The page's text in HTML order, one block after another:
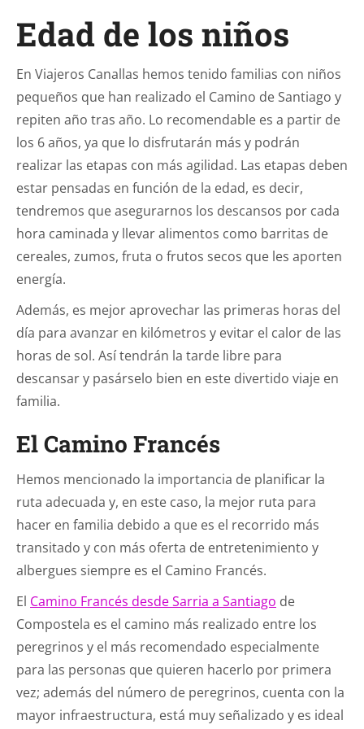
Edad de los niños
En Viajeros Canallas hemos tenido familias con niños
pequeños que han realizado el Camino de Santiago y
repiten año tras año. Lo recomendable es a partir de
los 6 años, ya que lo disfrutarán más y podrán
realizar las etapas con más agilidad. Las etapas deben
estar pensadas en función de la edad, es decir,
tendremos que asegurarnos los descansos por cada
hora caminada y llevar alimentos como barritas de
cereales, zumos, fruta o frutos secos que les aporten
energía.
Además, es mejor aprovechar las primeras horas del
día para avanzar en kilómetros y evitar el calor de las
horas de sol. Así tendrán la tarde libre para
descansar y pasárselo bien en este divertido viaje en
familia.
El Camino Francés
Hemos mencionado la importancia de planificar la
ruta adecuada y, en este caso, la mejor ruta para
hacer en familia debido a que es el recorrido más
transitado y con más oferta de entretenimiento y
albergues siempre es el Camino Francés.
El Camino Francés desde Sarria a Santiago de
Compostela es el camino más realizado entre los
peregrinos y el más recomendado especialmente
para las personas que quieren hacerlo por primera
vez; además del número de peregrinos, cuenta con la
mayor infraestructura, está muy señalizado y es ideal